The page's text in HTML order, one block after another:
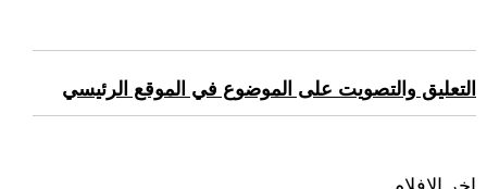
التعليق والتصويت على الموضوع في الموقع الرئيسي